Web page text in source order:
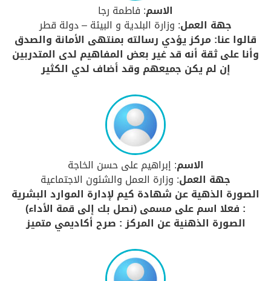
الاسم: فاطمة رجا
جهة العمل: وزارة البلدية و البيئة – دولة قطر
قالوا عنا: مركز يؤدي رسالته بمنتهى الأمانة والصدق
وأنا على ثقة أنه قد غير بعض المفاهيم لدى المتدربين
إن لم يكن جميعهم وقد أضاف لدي الكثير
الاسم: إبراهيم على حسن الخاجة
جهة العمل: وزارة العمل والشئون الاجتماعية
الصورة الذهية عن شهادة كيم لإدارة الموارد البشرية
: فعلا اسم على مسمى (نصل بك إلى قمة الأداء)
الصورة الذهنية عن المركز : صرح أكاديمي متميز